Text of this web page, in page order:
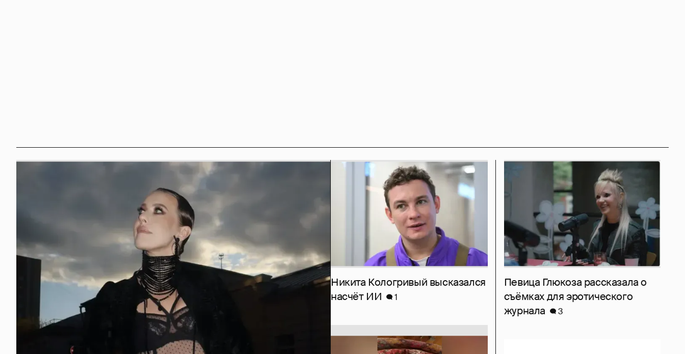
Никита Кологривый высказался
насчёт ИИ
1
Певица Глюкоза рассказала о
съёмках для эротического
журнала
3